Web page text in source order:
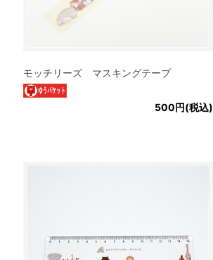
モッチリーズ マスキングテープ
500円(税込)